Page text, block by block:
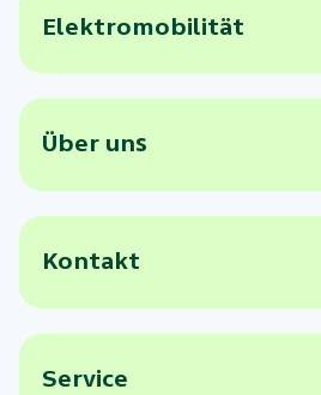
Elektromobilität
Über uns
Kontakt
Service